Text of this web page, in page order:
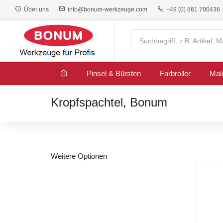
Über uns info@bonum-werkzeuge.com +49 (0) 861 700436
Pinsel & Bürsten Farbroller
Kropfspachtel, Bonum
Weitere Optionen